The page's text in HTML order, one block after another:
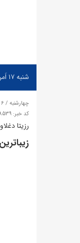
شنبه ۱۷ اَمرداد ۱۴۰۵
چهارشنبه / ۶ خرداد ۱۴۰۵ / ۱۶:۱۵
کد خبر: 38539
رزیتا
زیباترین